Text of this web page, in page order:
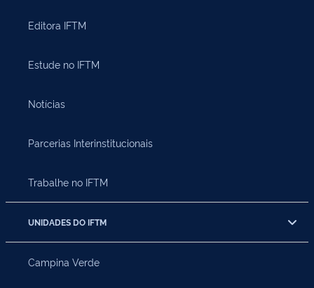
Editora IFTM
Estude no IFTM
Notícias
Parcerias Interinstitucionais
Trabalhe no IFTM
UNIDADES DO IFTM
Campina Verde